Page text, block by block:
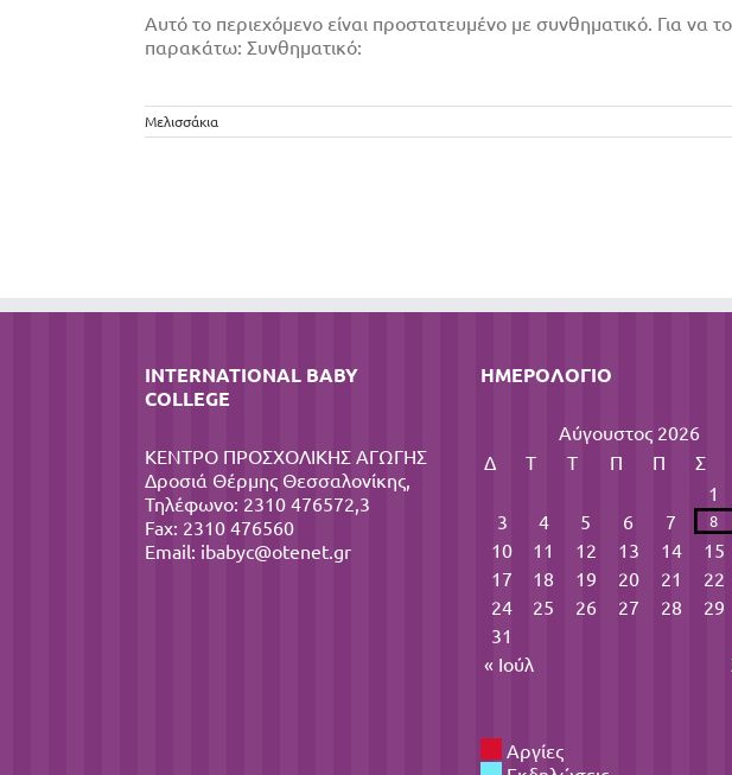
Αυτό το περιεχόμενο είναι προστατευμένο με συνθηματικό. Για να
παρακάτω: Συνθηματικό:
Μελισσάκια
INTERNATIONAL BABY
COLLEGE
ΚΕΝΤΡΟ ΠΡΟΣΧΟΛΙΚΗΣ ΑΓΩΓΗΣ
Δροσιά Θέρμης Θεσσαλονίκης,
Τηλέφωνο: 2310 476572,3
Fax: 2310 476560
Email: ibabyc@otenet.gr
ΗΜΕΡΟΛΌΓΙΟ
Αύγουστος 2026
Δ
Τ Τ Π Π Σ
1
3
4 5 6 7 8
10
11 12 13 14 15
17
18 19 20 21 22
24
25 26 27 28 29
31
« Ιούλ
Αργίες